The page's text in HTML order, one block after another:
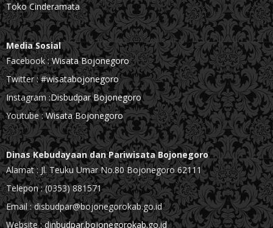
Toko Cinderamata
Media Sosial
Facebook :Wisata Bojonegoro
Twitter :#wisatabojonegoro
Instagram :Disbudpar Bojonegoro
Youtube :Wisata Bojonegoro
Dinas Kebudayaan dan Pariwisata Bojonegoro
Alamat : Jl. Teuku Umar No.80 Bojonegoro 62111
Telepon : (0353) 881571
Email : disbudpar@bojonegorokab.go.id
Website :dinbudpar.bojonegorokab.go.id